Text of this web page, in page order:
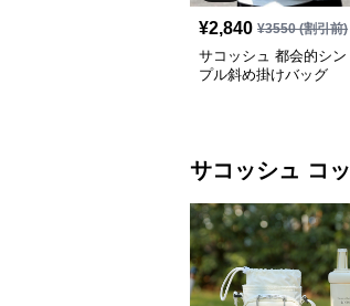
¥2,840 ¥3550(割引前)
サコッシュ 都会的シン
プル斜め掛けバッグ
サコッシュ コ